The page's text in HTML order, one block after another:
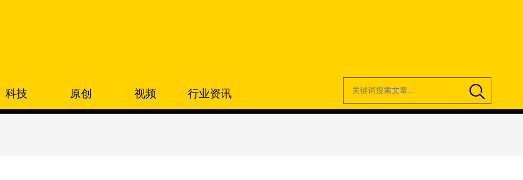
科技 原创 视频 行业资讯